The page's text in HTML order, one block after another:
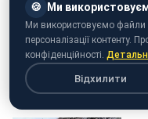
🍪 Ми
Ми використовуємо файли
персоналізації контенту.
конфіденційності.
Відхилити